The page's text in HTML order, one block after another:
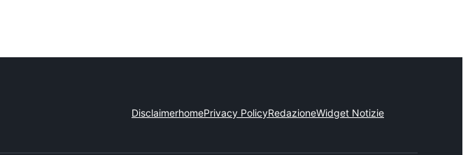
DisclaimerhomePrivacy PolicyRedazioneWidget Notizie